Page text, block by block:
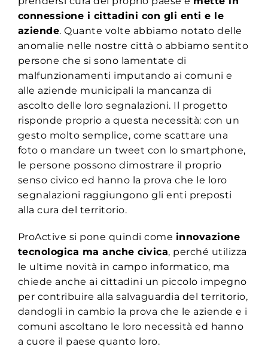
connessione i cittadini con gli enti e le
aziende. Quante volte abbiamo notato delle
anomalie nelle nostre città o abbiamo sentito
persone che si sono lamentate di
malfunzionamenti imputando ai comuni e
alle aziende municipali la mancanza di
ascolto delle loro segnalazioni. Il progetto
risponde proprio a questa necessità: con un
gesto molto semplice, come scattare una
foto o mandare un tweet con lo smartphone,
le persone possono dimostrare il proprio
senso civico ed hanno la prova che le loro
segnalazioni raggiungono gli enti preposti
alla cura del territorio.
ProActive si pone quindi come innovazione
tecnologica ma anche civica, perché utilizza
le ultime novità in campo informatico, ma
chiede anche ai cittadini un piccolo impegno
per contribuire alla salvaguardia del territorio,
dandogli in cambio la prova che le aziende e i
comuni ascoltano le loro necessità ed hanno
a cuore il paese quanto loro.